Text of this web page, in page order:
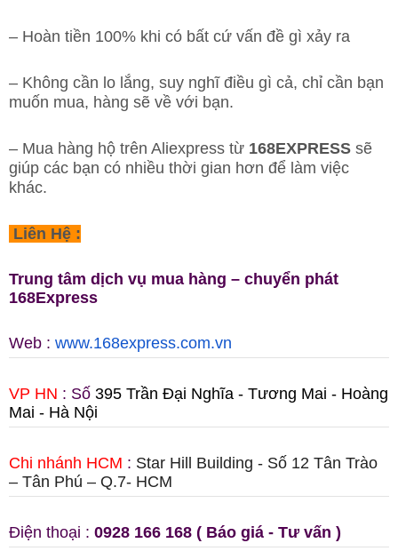
– Hoàn tiền 100% khi có bất cứ vấn đề gì xảy ra
– Không cần lo lắng, suy nghĩ điều gì cả, chỉ cần bạn
muốn mua, hàng sẽ về với bạn.
– Mua hàng hộ trên Aliexpress từ 168EXPRESS sẽ
giúp các bạn có nhiều thời gian hơn để làm việc
khác.
Liên Hệ :
Trung tâm dịch vụ mua hàng – chuyển phát
168Express
Web : www.168express.com.vn
VP HN : Số 395 Trần Đại Nghĩa - Tương Mai - Hoàng
Mai - Hà Nội
Chi nhánh HCM : Star Hill Building - Số 12 Tân Trào
– Tân Phú – Q.7- HCM
Điện thoại : 0928 166 168 ( Báo giá - Tư vấn )